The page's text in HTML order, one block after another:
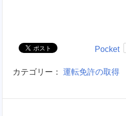
Pocket
カテゴリー： 運転免許の取得